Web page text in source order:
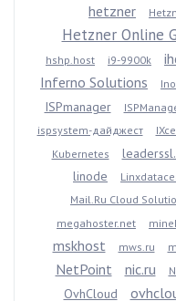
hetzner
Hetzner Online
hshp.host
i9-9900k
Inferno Solutions
ISPmanager
ispsystem-дайджест
Kubernetes
linode
Mail.Ru Cloud
megahoster.net
mskhost
mws.ru
NetPoint nic.ru
OvhCloud